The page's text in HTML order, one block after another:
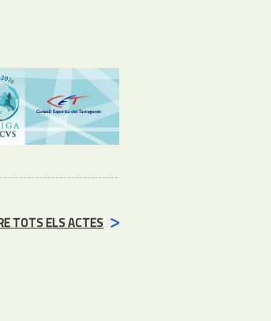
TOTS ELS ACTES